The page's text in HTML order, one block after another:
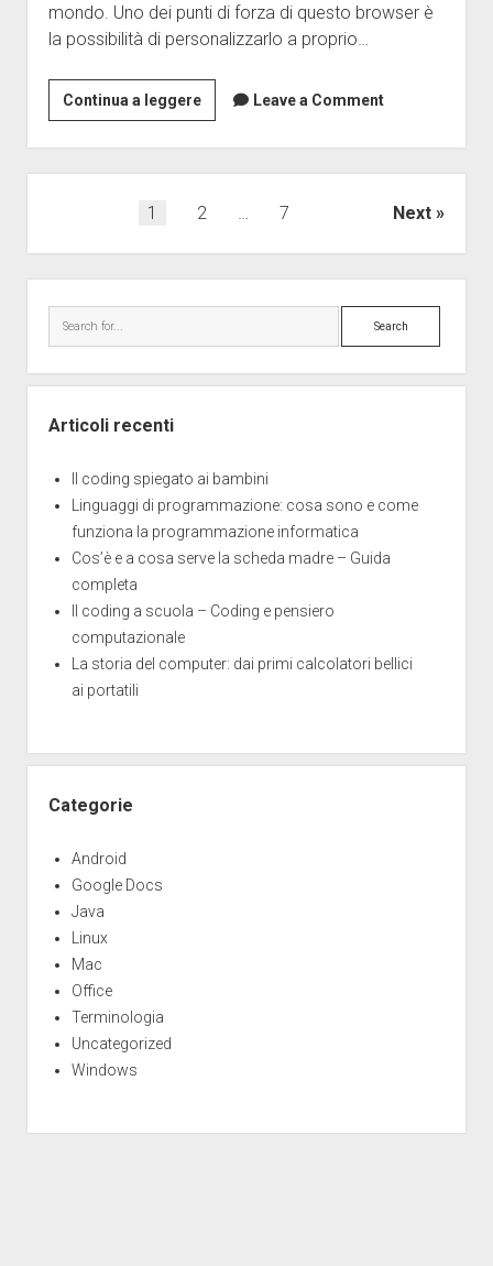
giocare
gratis
mondo. Uno dei punti di forza di questo browser è
la possibilità di personalizzarlo a proprio…
Continua a leggereGoogle
chrome
flags
–
Raccolta
impostazioni
chrome
più
Leave a Comment
Navigazione1 2 … 7 Next
Search
Articoli recenti
Il coding spiegato ai bambini
Linguaggi di programmazione: cosa sono e come
funziona la programmazione informatica
Cos’è e a cosa serve la scheda madre – Guida
completa
Il coding a scuola – Coding e pensiero
computazionale
La storia del computer: dai primi calcolatori bellici
ai portatili
Categorie
Android
Google Docs
Java
Linux
Mac
Office
Terminologia
Uncategorized
Windows